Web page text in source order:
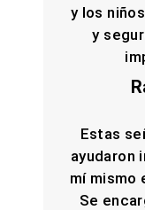
y los
y
Estas
ayudaron
mí mismo
Se